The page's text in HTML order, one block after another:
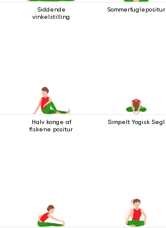
Siddende
vinkelstilling
Sommerfuglepositur
Halv konge af
fiskene positur
Simpelt Yogisk Segl